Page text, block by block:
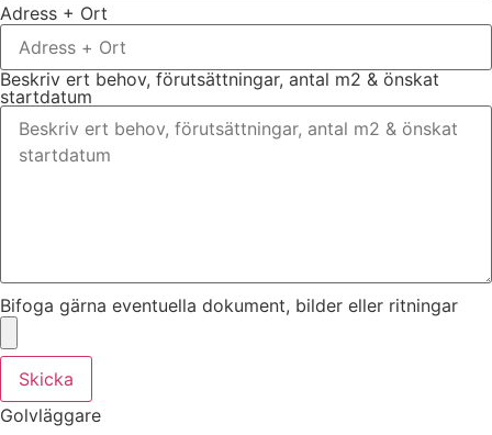
Adress + Ort
Beskriv ert behov, förutsättningar, antal m2 & önskat
startdatum
Bifoga gärna eventuella dokument, bilder eller ritningar
Skicka
Golvläggare